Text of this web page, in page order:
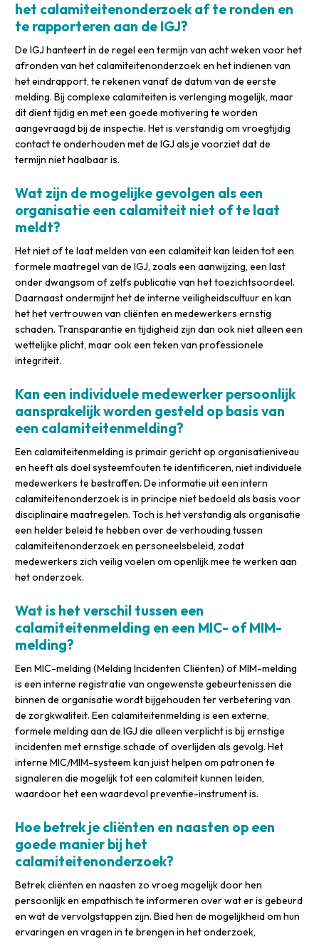
het calamiteitenonderzoek af te ronden en
te rapporteren aan de IGJ?
De IGJ hanteert in de regel een termijn van acht weken voor het
afronden van het calamiteitenonderzoek en het indienen van
het eindrapport, te rekenen vanaf de datum van de eerste
melding. Bij complexe calamiteiten is verlenging mogelijk, maar
dit dient tijdig en met een goede motivering te worden
aangevraagd bij de inspectie. Het is verstandig om vroegtijdig
contact te onderhouden met de IGJ als je voorziet dat de
termijn niet haalbaar is.
Wat zijn de mogelijke gevolgen als een
organisatie een calamiteit niet of te laat
meldt?
Het niet of te laat melden van een calamiteit kan leiden tot een
formele maatregel van de IGJ, zoals een aanwijzing, een last
onder dwangsom of zelfs publicatie van het toezichtsoordeel.
Daarnaast ondermijnt het de interne veiligheidscultuur en kan
het het vertrouwen van cliënten en medewerkers ernstig
schaden. Transparantie en tijdigheid zijn dan ook niet alleen een
wettelijke plicht, maar ook een teken van professionele
integriteit.
Kan een individuele medewerker persoonlijk
aansprakelijk worden gesteld op basis van
een calamiteitenmelding?
Een calamiteitenmelding is primair gericht op organisatieniveau
en heeft als doel systeemfouten te identificeren, niet individuele
medewerkers te bestraffen. De informatie uit een intern
calamiteitenonderzoek is in principe niet bedoeld als basis voor
disciplinaire maatregelen. Toch is het verstandig als organisatie
een helder beleid te hebben over de verhouding tussen
calamiteitenonderzoek en personeelsbeleid, zodat
medewerkers zich veilig voelen om openlijk mee te werken aan
het onderzoek.
Wat is het verschil tussen een
calamiteitenmelding en een MIC- of MIM-
melding?
Een MIC-melding (Melding Incidenten Cliënten) of MIM-melding
is een interne registratie van ongewenste gebeurtenissen die
binnen de organisatie wordt bijgehouden ter verbetering van
de zorgkwaliteit. Een calamiteitenmelding is een externe,
formele melding aan de IGJ die alleen verplicht is bij ernstige
incidenten met ernstige schade of overlijden als gevolg. Het
interne MIC/MIM-systeem kan juist helpen om patronen te
signaleren die mogelijk tot een calamiteit kunnen leiden,
waardoor het een waardevol preventie-instrument is.
Hoe betrek je cliënten en naasten op een
goede manier bij het
calamiteitenonderzoek?
Betrek cliënten en naasten zo vroeg mogelijk door hen
persoonlijk en empathisch te informeren over wat er is gebeurd
en wat de vervolgstappen zijn. Bied hen de mogelijkheid om hun
ervaringen en vragen in te brengen in het onderzoek,